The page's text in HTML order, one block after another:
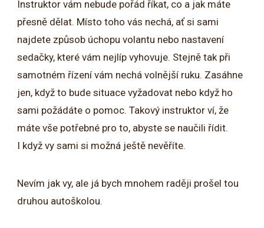
Instruktor vám nebude pořád říkat, co a jak máte
přesně dělat. Místo toho vás nechá, ať si sami
najdete způsob úchopu volantu nebo nastavení
sedačky, které vám nejlíp vyhovuje. Stejně tak při
samotném řízení vám nechá volnější ruku. Zasáhne
jen, když to bude situace vyžadovat nebo když ho
sami požádáte o pomoc. Takový instruktor ví, že
máte vše potřebné pro to, abyste se naučili řídit.
I když vy sami si možná ještě nevěříte.
Nevím jak vy, ale já bych mnohem raději prošel tou
druhou autoškolou.